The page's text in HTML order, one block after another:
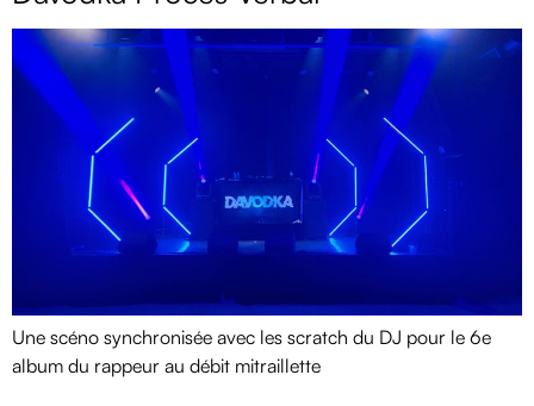
Une scéno synchronisée avec les scratch du DJ pour le 6e
album du rappeur au débit mitraillette